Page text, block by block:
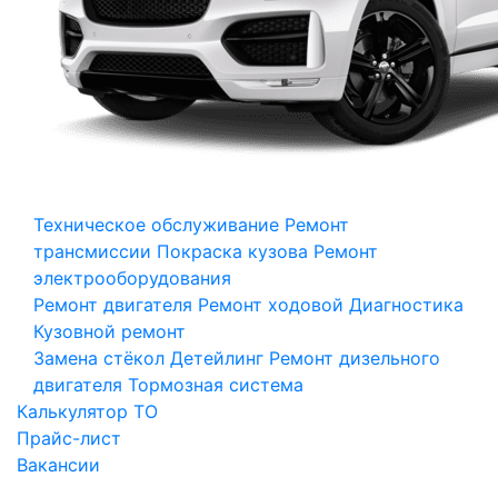
Техническое обслуживание Ремонт
трансмиссии Покраска кузова Ремонт
электрооборудования
Ремонт двигателя Ремонт ходовой Диагностика
Кузовной ремонт
Замена стёкол Детейлинг Ремонт дизельного
двигателя Тормозная система
Калькулятор ТО
Прайс-лист
Вакансии